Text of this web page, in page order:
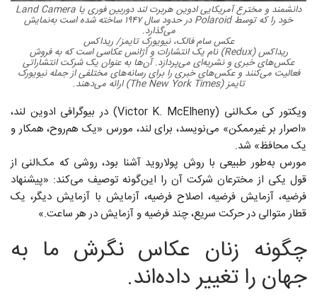
دانشمند و مخترع آمریکایی ادوین هربرت لند دوربین فوری یا Land Camera
خود را که توسط Polaroid در حدود سال ۱۹۴۷ ساخته شده است به‌نمایش
می‌گذارد.
عکس سام فالک، نیویورک تایمز/ ریداکس
ریداکس (Redux) نام یک انتشارات و آژانس عکاسی است که به فروش
عکس‌های خبری و نشریه‌ای می‌پردازد. آن‌ها به عنوان یک شرکت انتشاراتی
فعالیت می‌کنند و عکس‌های خبری را برای رسانه‌های مختلفی از جمله نیویورک
تایمز (The New York Times) ارائه می‌دهند.
ویکتور کی مک‌النی (Victor K. McElheny) در بیوگرافی ادوین لند،
«اصرار بر غیرممکن» می‌نویسد، برای لند، مورس «یک هم‌روح، همکار و
یک محافظ» شد.
مورس به‌طور طبیعی با روش پولاروید آشنا بود، روشی که مک‌النی از
قول یکی از مخترعان شرکت آن را این‌گونه توصیف می‌کند: «پیشنهاد
فرضیه، آزمایش فرضیه، اصلاح فرضیه، آزمایش با آزمایش دیگر، یک
قطار متوالی در حرکت سریع، چند فرضیه و آزمایش در هر ساعت.»
چگونه زنان عکاس نگرش ما به
جهان را تغییر داده‌اند.